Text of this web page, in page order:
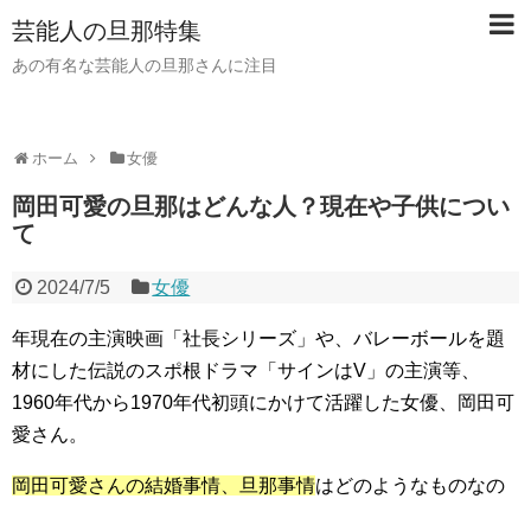
芸能人の旦那特集
あの有名な芸能人の旦那さんに注目
ホーム 女優
岡田可愛の旦那はどんな人？現在や子供につい
て
2024/7/5 女優
年現在の主演映画「社長シリーズ」や、バレーボールを題
材にした伝説のスポ根ドラマ「サインはV」の主演等、
1960年代から1970年代初頭にかけて活躍した女優、岡田可
愛さん。
岡田可愛さんの結婚事情、旦那事情はどのようなものなの